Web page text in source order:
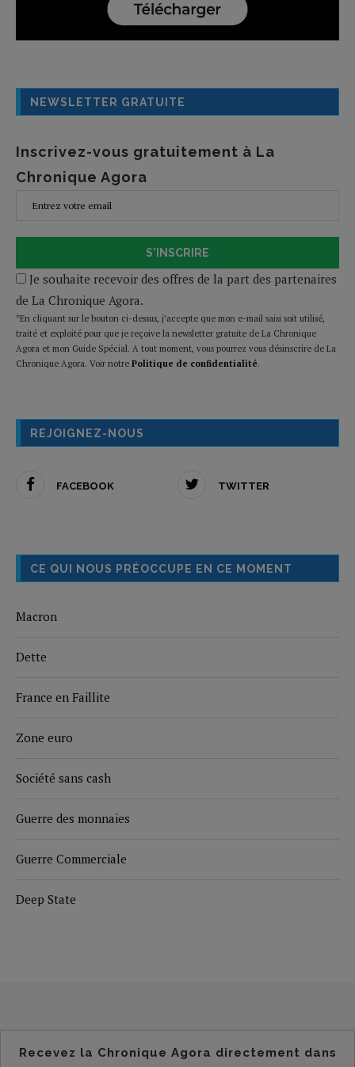
NEWSLETTER GRATUITE
Inscrivez-vous gratuitement à La
Chronique Agora
S'INSCRIRE
Je souhaite recevoir des offres de la part des partenaires
de La Chronique Agora.
*En cliquant sur le bouton ci-dessus, j’accepte que mon e-mail saisi soit utilisé,
traité et exploité pour que je reçoive la newsletter gratuite de La Chronique
Agora et mon Guide Spécial. A tout moment, vous pourrez vous désinscrire de La
Chronique Agora. Voir notre Politique de confidentialité.
REJOIGNEZ-NOUS
FACEBOOK TWITTER
CE QUI NOUS PRÉOCCUPE EN CE MOMENT
Macron
Dette
France en Faillite
Zone euro
Société sans cash
Guerre des monnaies
Guerre Commerciale
Deep State
Recevez la Chronique Agora directement dans